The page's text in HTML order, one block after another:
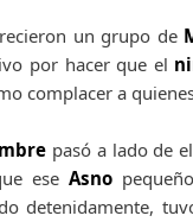
un grupo de
por hacer que el
complacer a
pasó a lado de
eseAsno
detenidamente,